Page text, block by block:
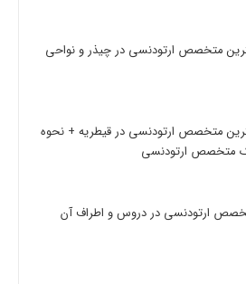
متخصص ارتودنسی در چیذر و نواحی
متخصص ارتودنسی در قیطریه + نحوه
متخصص ارتودنسی
ارتودنسی در دروس و اطراف آن